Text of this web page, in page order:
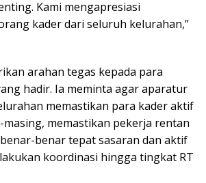
Kami mengapresiasi
kader dari seluruh kelurahan,”
arahan tegas kepada para
hadir. Ia meminta agar aparatur
memastikan para kader aktif
masing, memastikan pekerja rentan
benar tepat sasaran dan aktif
koordinasi hingga tingkat RT